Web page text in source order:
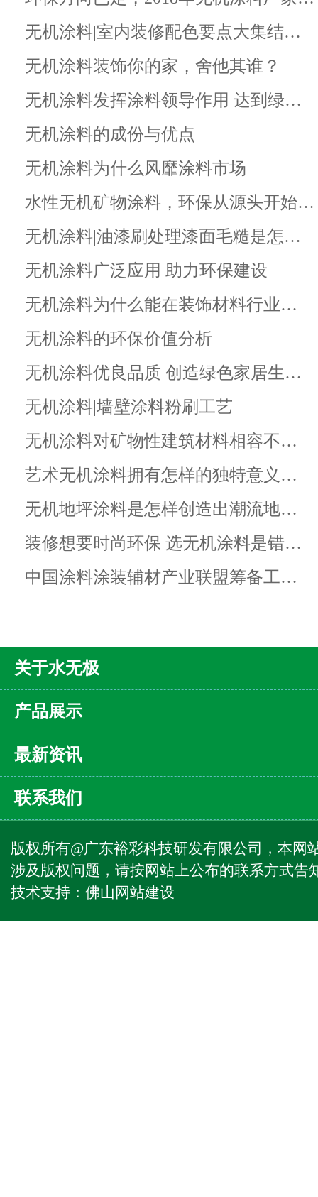
无机涂料|室内装修配色要点大集结…
无机涂料装饰你的家，舍他其谁？
无机涂料发挥涂料领导作用 达到绿…
无机涂料的成份与优点
无机涂料为什么风靡涂料市场
水性无机矿物涂料，环保从源头开始…
无机涂料|油漆刷处理漆面毛糙是怎…
无机涂料广泛应用 助力环保建设
无机涂料为什么能在装饰材料行业…
无机涂料的环保价值分析
无机涂料优良品质 创造绿色家居生…
无机涂料|墙壁涂料粉刷工艺
无机涂料对矿物性建筑材料相容不…
艺术无机涂料拥有怎样的独特意义…
无机地坪涂料是怎样创造出潮流地…
装修想要时尚环保 选无机涂料是错…
中国涂料涂装辅材产业联盟筹备工…
关于水无极
产品展示
最新资讯
联系我们
版权所有@广东裕彩科技研发有限公司，本网
涉及版权问题，请按网站上公布的联系方式告
技术支持： 佛山网站建设